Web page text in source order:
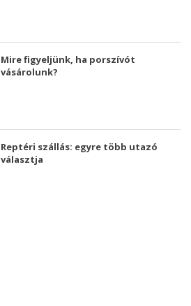
Mire figyeljünk, ha porszívót
vásárolunk?
Reptéri szállás: egyre több utazó
választja